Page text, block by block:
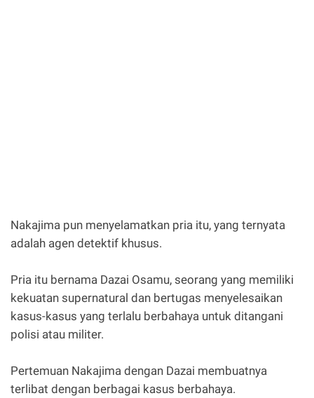
Nakajima pun menyelamatkan pria itu, yang ternyata
adalah agen detektif khusus.
Pria itu bernama Dazai Osamu, seorang yang memiliki
kekuatan supernatural dan bertugas menyelesaikan
kasus-kasus yang terlalu berbahaya untuk ditangani
polisi atau militer.
Pertemuan Nakajima dengan Dazai membuatnya
terlibat dengan berbagai kasus berbahaya.